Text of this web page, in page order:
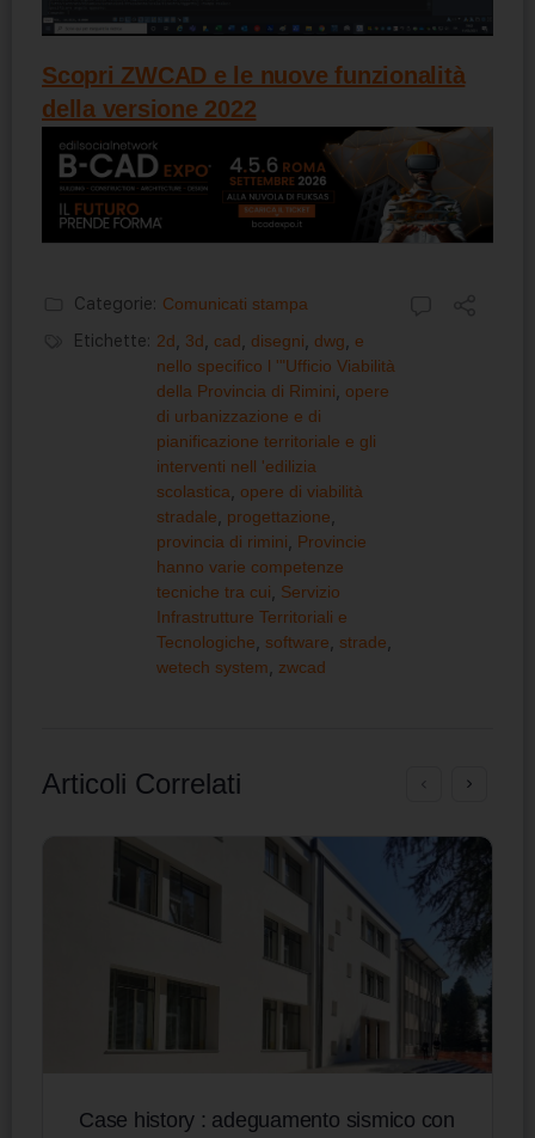
Scopri ZWCAD e le nuove funzionalità
della versione 2022
Categorie: Comunicati stampa
Etichette: 2d, 3d, cad, disegni, dwg, e
nello specifico l '"Ufficio Viabilità
della Provincia di Rimini, opere
di urbanizzazione e di
pianificazione territoriale e gli
interventi nell 'edilizia
scolastica, opere di viabilità
stradale, progettazione,
provincia di rimini, Provincie
hanno varie competenze
tecniche tra cui, Servizio
Infrastrutture Territoriali e
Tecnologiche, software, strade,
wetech system, zwcad
Articoli Correlati
Case history : adeguamento sismico con